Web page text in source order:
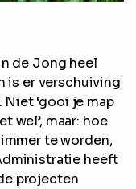
de Jong heel
is er verschuiving
‘gooi je map
wel’, maar: hoe
te worden,
heeft
projecten